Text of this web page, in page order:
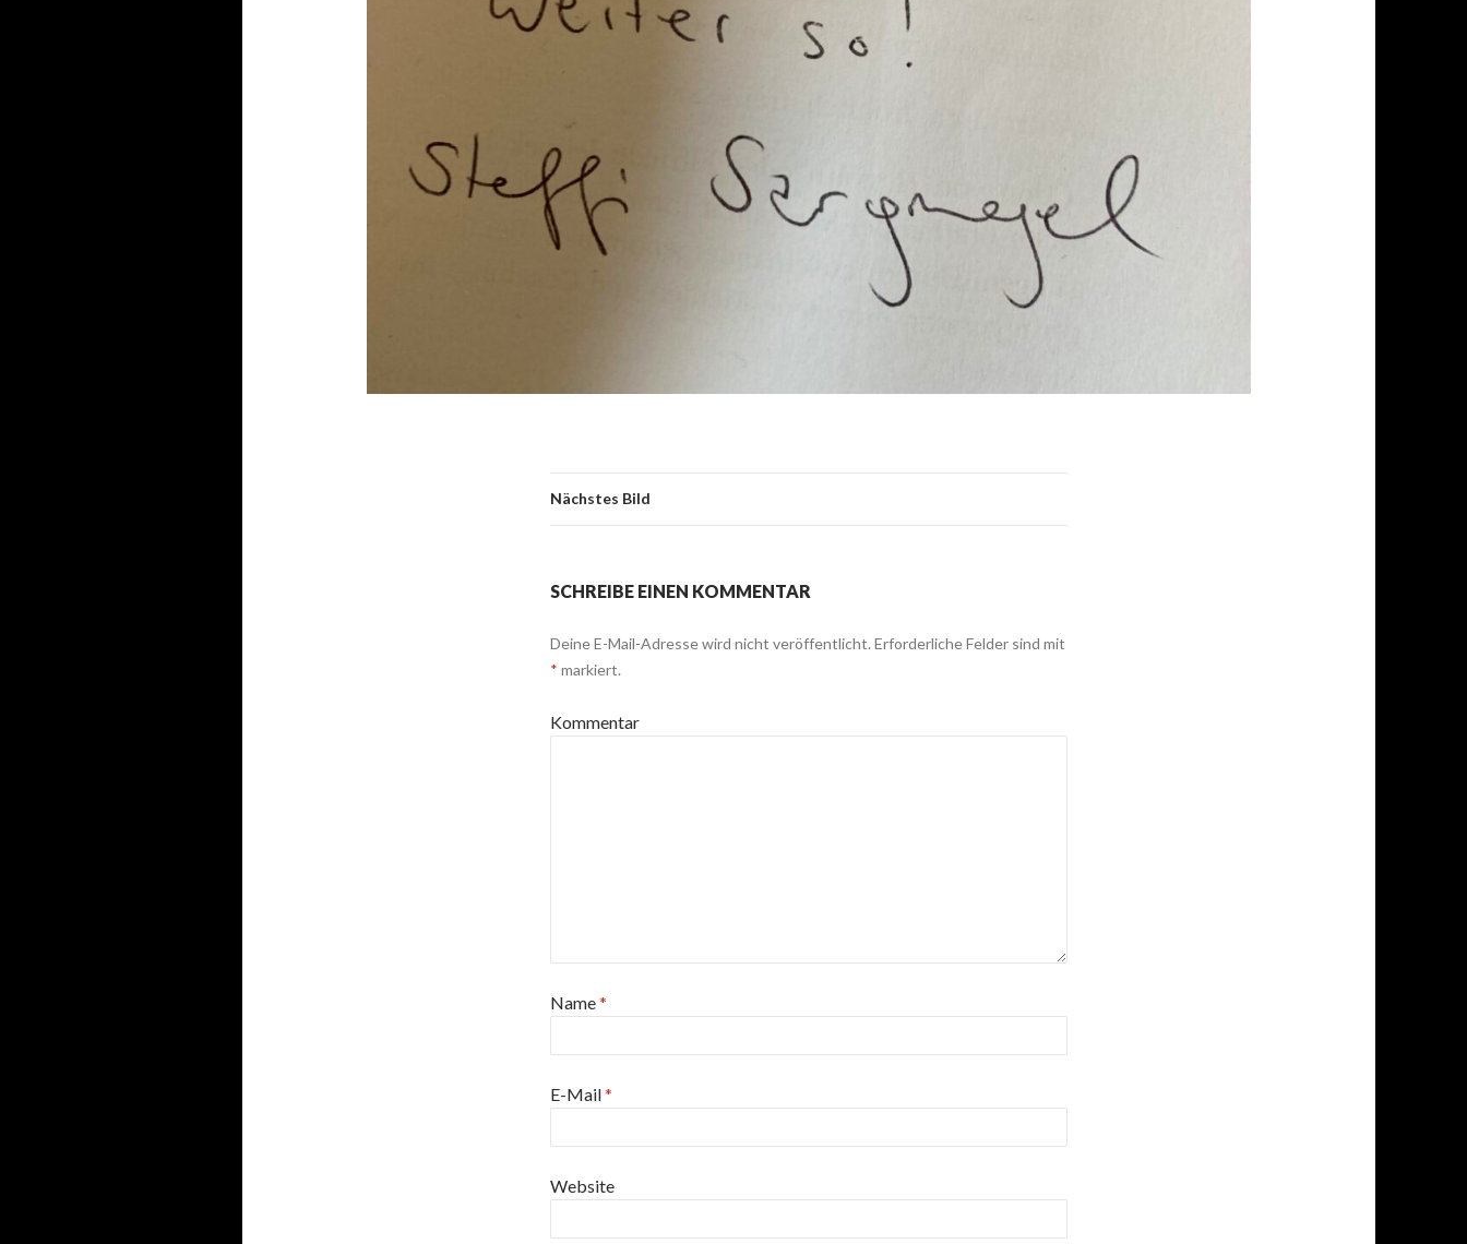
Nächstes Bild
SCHREIBE EINEN KOMMENTAR
Deine E-Mail-Adresse wird nicht veröffentlicht. Erforderliche Felder sind mit
* markiert.
Kommentar
Name*
E-Mail*
Website